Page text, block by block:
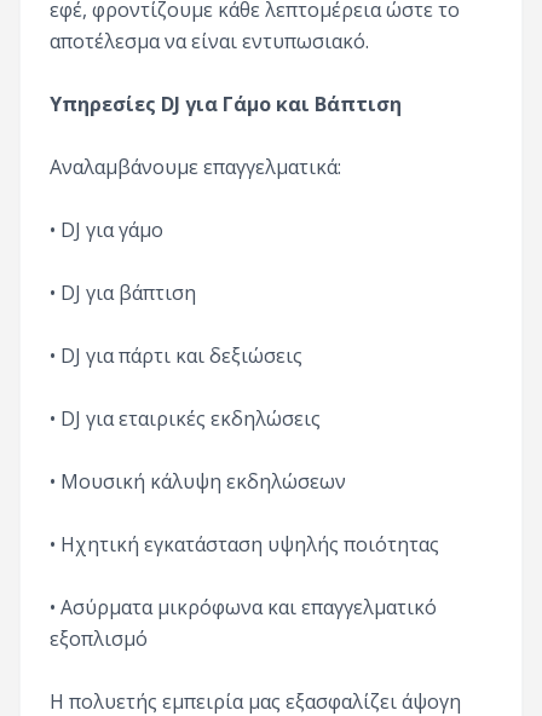
εφέ, φροντίζουμε κάθε λεπτομέρεια ώστε το
αποτέλεσμα να είναι εντυπωσιακό.
Υπηρεσίες DJ για Γάμο και Βάπτιση
Αναλαμβάνουμε επαγγελματικά:
• DJ για γάμο
• DJ για βάπτιση
• DJ για πάρτι και δεξιώσεις
• DJ για εταιρικές εκδηλώσεις
• Μουσική κάλυψη εκδηλώσεων
• Ηχητική εγκατάσταση υψηλής ποιότητας
• Ασύρματα μικρόφωνα και επαγγελματικό
εξοπλισμό
Η πολυετής εμπειρία μας εξασφαλίζει άψογη